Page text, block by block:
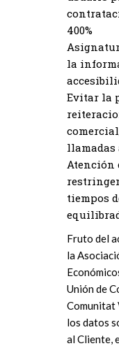
400%
la
Evitar la
Atención
tiempos
Fruto del
la
Unión de
Comunitat
los datos
al Cliente,